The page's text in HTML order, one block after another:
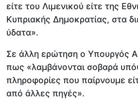
είτε του Λιμενικού είτε της
Κυπριακής Δημοκρατίας, στα
ύδατα».
Σε άλλη ερώτηση ο Υπουργός
πως «λαμβάνονται σοβαρά
πληροφορίες που παίρνουμε
από άλλες πηγές».